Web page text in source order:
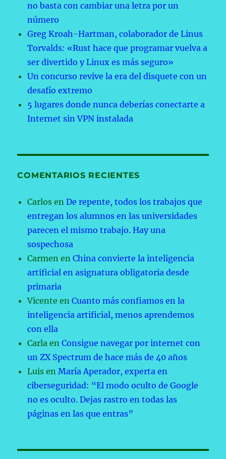
no basta con cambiar una letra por un
número
Greg Kroah-Hartman, colaborador de Linus
Torvalds: «Rust hace que programar vuelva a
ser divertido y Linux es más seguro»
Un concurso revive la era del disquete con un
desafío extremo
5 lugares donde nunca deberías conectarte a
Internet sin VPN instalada
COMENTARIOS RECIENTES
Carlos enDe repente, todos los trabajos que
entregan los alumnos en las universidades
parecen el mismo trabajo. Hay una
sospechosa
Carmen enChina convierte la inteligencia
artificial en asignatura obligatoria desde
primaria
Vicente enCuanto más confiamos en la
inteligencia artificial, menos aprendemos
con ella
Carla enConsigue navegar por internet con
un ZX Spectrum de hace más de 40 años
Luis enMaría Aperador, experta en
ciberseguridad: “El modo oculto de Google
no es oculto. Dejas rastro en todas las
páginas en las que entras”